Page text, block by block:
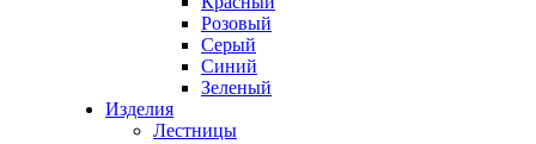
Розовый
Серый
Синий
Зеленый
Изделия
Лестницы